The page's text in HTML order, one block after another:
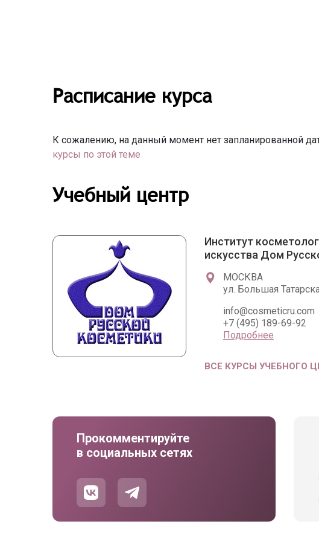
Расписание курса
К сожалению, на данный момент нет запланированной
курсы по этой теме
Учебный центр
Институт
искусства Дом
МОСКВА
ул. Большая
info@cosmeticru.com
+7 (495) 189-69-92
Подробнее
ВСЕ КУРСЫ УЧЕБНОГО
Прокомментируйте
в социальных сетях